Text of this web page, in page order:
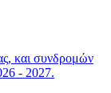
και συνδρομών
- 2027.